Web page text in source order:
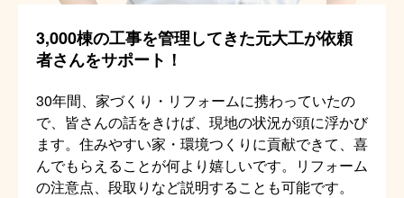
3,000棟の工事を管理してきた元大工が依頼
者さんをサポート！
30年間、家づくり・リフォームに携わっていたの
で、皆さんの話をきけば、現地の状況が頭に浮かび
ます。住みやすい家・環境つくりに貢献できて、喜
んでもらえることが何より嬉しいです。リフォーム
の注意点、段取りなど説明することも可能です。